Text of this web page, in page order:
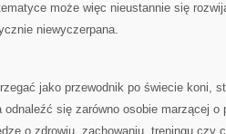
może więc nieustannie się
niewyczerpana.
jako przewodnik po świecie koni,
odnaleźć się zarówno osobie marzącej
o zdrowiu, zachowaniu, treningu czy